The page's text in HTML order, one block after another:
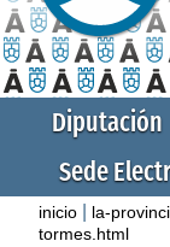
Diputación
Sede
inicio la-
tormes.html